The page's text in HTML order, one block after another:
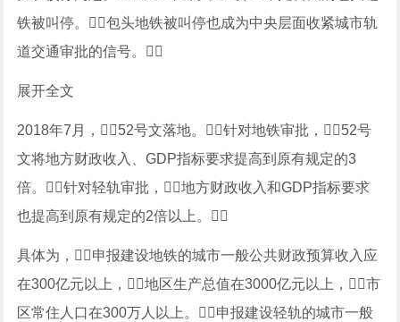
铁被叫停。包头地铁被叫停也成为中央层面收紧城市轨
道交通审批的信号。
展开全文
2018年7月，52号文落地。针对地铁审批，52号
文将地方财政收入、GDP指标要求提高到原有规定的3
倍。针对轻轨审批，地方财政收入和GDP指标要求
也提高到原有规定的2倍以上。
具体为，申报建设地铁的城市一般公共财政预算收入应
在300亿元以上，地区生产总值在3000亿元以上，市
区常住人口在300万人以上。申报建设轻轨的城市一般